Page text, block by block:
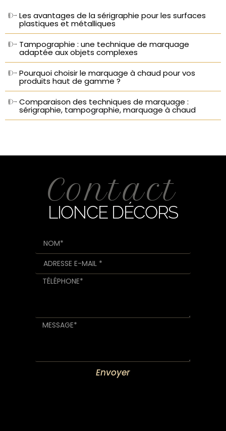
Les avantages de la sérigraphie pour les surfaces
plastiques et métalliques
Tampographie : une technique de marquage
adaptée aux objets complexes
Pourquoi choisir le marquage à chaud pour vos
produits haut de gamme ?
Comparaison des techniques de marquage :
sérigraphie, tampographie, marquage à chaud
Contact
LIONCE DÉCORS
Envoyer